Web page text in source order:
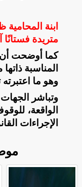
ابنة
متريدة فستانًا
كما أوضحت أن
المناسبة
وهو ما
وتباشر
الواقعة،
الإجراءات